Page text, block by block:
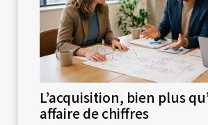
L’acquisition, bien plus
affaire de chiffres